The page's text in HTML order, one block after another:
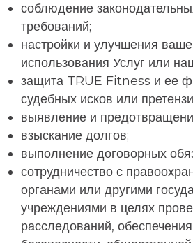
соблюдение
требований;
настройки и улучшения
использования Услуг или
защита TRUE Fitness и ее
судебных исков или
выявление и
взыскание долгов;
выполнение договорных
сотрудничество с
органами или другими
учреждениями в целях
расследований,